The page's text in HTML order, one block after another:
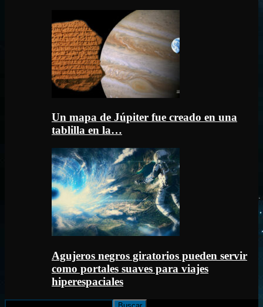
Un mapa de Júpiter fue creado en una
tablilla en la…
Agujeros negros giratorios pueden servir
como portales suaves para viajes
hiperespaciales